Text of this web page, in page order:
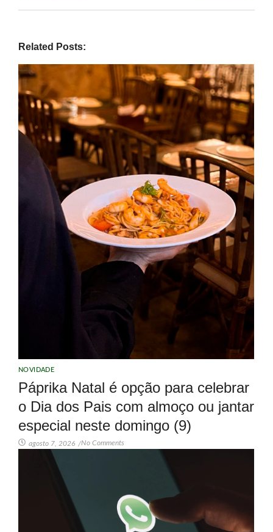
Related Posts:
NOVIDADE
Páprika Natal é opção para celebrar
o Dia dos Pais com almoço ou jantar
especial neste domingo (9)
agosto 7, 2026 /No Comments